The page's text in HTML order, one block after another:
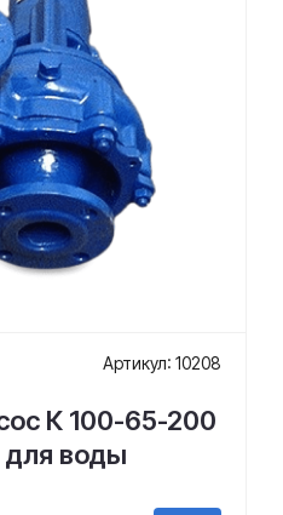
Артикул: 10208
К 100-65-200
воды